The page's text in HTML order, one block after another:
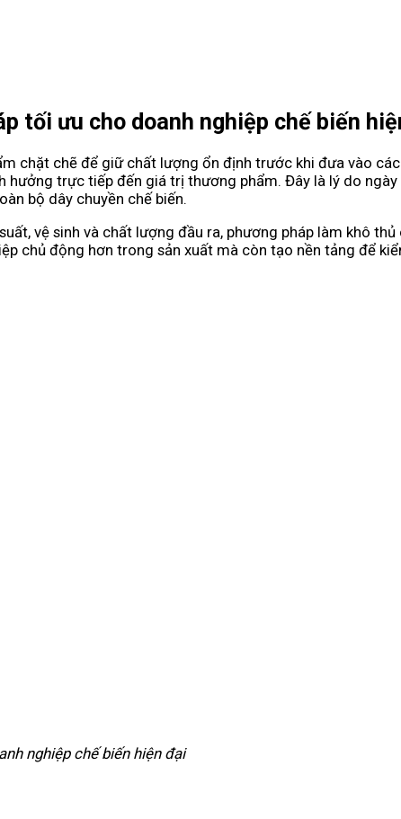
tối ưu cho doanh nghiệp chế biến
chặt chẽ để giữ chất lượng ổn định trước khi đưa vào
hưởng trực tiếp đến giá trị thương phẩm. Đây là lý do
bộ dây chuyền chế biến.
vệ sinh và chất lượng đầu ra, phương pháp làm khô
chủ động hơn trong sản xuất mà còn tạo nền tảng để
nghiệp chế biến hiện đại